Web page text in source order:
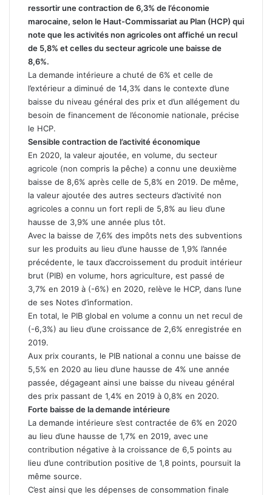
ressortir une contraction de 6,3% de l’économie
marocaine, selon le Haut-Commissariat au Plan (HCP) qui
note que les activités non agricoles ont affiché un recul
de 5,8% et celles du secteur agricole une baisse de
8,6%.
La demande intérieure a chuté de 6% et celle de
l’extérieur a diminué de 14,3% dans le contexte d’une
baisse du niveau général des prix et d’un allégement du
besoin de financement de l’économie nationale, précise
le HCP.
Sensible contraction de l’activité économique
En 2020, la valeur ajoutée, en volume, du secteur
agricole (non compris la pêche) a connu une deuxième
baisse de 8,6% après celle de 5,8% en 2019. De même,
la valeur ajoutée des autres secteurs d’activité non
agricoles a connu un fort repli de 5,8% au lieu d’une
hausse de 3,9% une année plus tôt.
Avec la baisse de 7,6% des impôts nets des subventions
sur les produits au lieu d’une hausse de 1,9% l’année
précédente, le taux d’accroissement du produit intérieur
brut (PIB) en volume, hors agriculture, est passé de
3,7% en 2019 à (-6%) en 2020, relève le HCP, dans l’une
de ses Notes d’information.
En total, le PIB global en volume a connu un net recul de
(-6,3%) au lieu d’une croissance de 2,6% enregistrée en
2019.
Aux prix courants, le PIB national a connu une baisse de
5,5% en 2020 au lieu d’une hausse de 4% une année
passée, dégageant ainsi une baisse du niveau général
des prix passant de 1,4% en 2019 à 0,8% en 2020.
Forte baisse de la demande intérieure
La demande intérieure s’est contractée de 6% en 2020
au lieu d’une hausse de 1,7% en 2019, avec une
contribution négative à la croissance de 6,5 points au
lieu d’une contribution positive de 1,8 points, poursuit la
même source.
C’est ainsi que les dépenses de consommation finale